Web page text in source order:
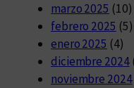
marzo 2025 (10)
febrero 2025 (5)
enero 2025 (4)
diciembre 2024
noviembre 2024